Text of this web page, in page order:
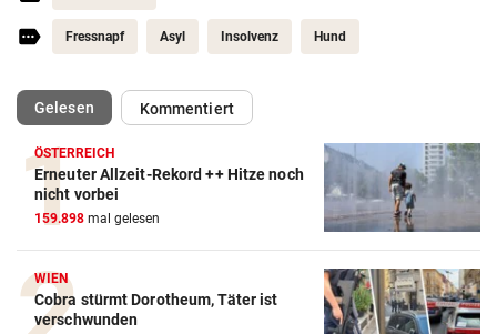
Fressnapf Asyl Insolvenz Hund
Gelesen(ausgewählt)Kommentiert
ÖSTERREICH
Erneuter Allzeit-Rekord ++ Hitze noch
nicht vorbei
159.898 mal gelesen
WIEN
Cobra stürmt Dorotheum, Täter ist
verschwunden